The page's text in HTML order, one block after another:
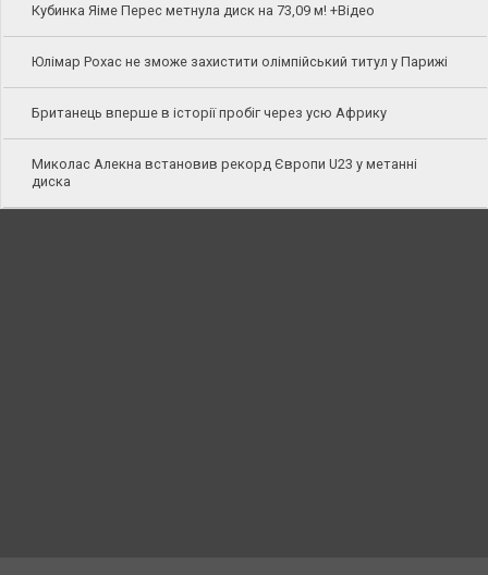
Кубинка Яіме Перес метнула диск на 73,09 м! +Відео
Юлімар Рохас не зможе захистити олімпійський титул у Парижі
Британець вперше в історії пробіг через усю Африку
Миколас Алекна встановив рекорд Європи U23 у метанні
диска